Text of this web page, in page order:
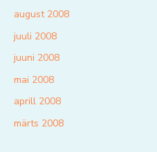
august 2008
juuli 2008
juuni 2008
mai 2008
aprill 2008
märts 2008